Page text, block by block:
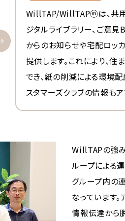
WillTAP/WillTAPⓜは、共
ジタルライブラリー、ご意
からのお知らせや宅配ロッ
提供します。これにより、
でき、紙の削減による環境
スタマーズクラブの情報も
WillTAPの強
ループによる
グループ内の
なっています
情報伝達から